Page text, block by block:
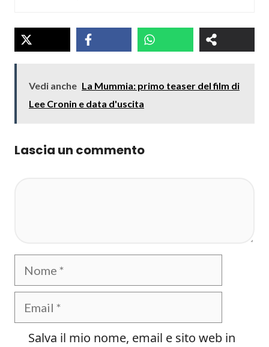
Vedi anche La Mummia: primo teaser del film di
Lee Cronin e data d'uscita
Lascia un commento
Nome
Email
Salva il mio nome, email e sito web in